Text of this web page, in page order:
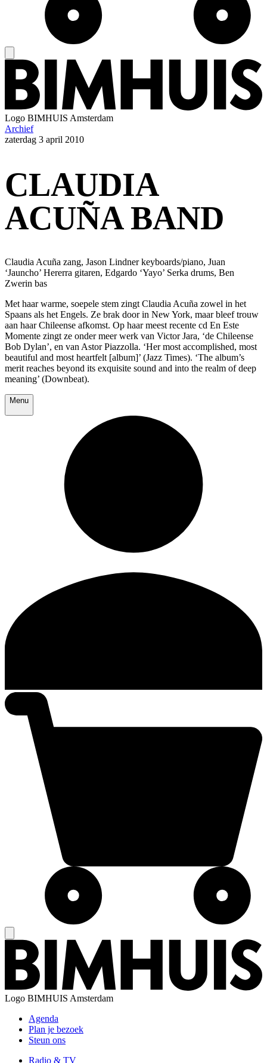
Logo BIMHUIS Amsterdam
Archief
zaterdag 3 april 2010
CLAUDIA
ACUÑA BAND
Claudia Acuña zang, Jason Lindner keyboards/piano, Juan
‘Jauncho’ Hererra gitaren, Edgardo ‘Yayo’ Serka drums, Ben
Zwerin bas
Met haar warme, soepele stem zingt Claudia Acuña zowel in het
Spaans als het Engels. Ze brak door in New York, maar bleef trouw
aan haar Chileense afkomst. Op haar meest recente cd En Este
Momente zingt ze onder meer werk van Victor Jara, ‘de Chileense
Bob Dylan’, en van Astor Piazzolla. ‘Her most accomplished, most
beautiful and most heartfelt [album]’ (Jazz Times). ‘The album’s
merit reaches beyond its exquisite sound and into the realm of deep
meaning’ (Downbeat).
Menu
Logo BIMHUIS Amsterdam
Agenda
Plan je bezoek
Steun ons
Radio & TV